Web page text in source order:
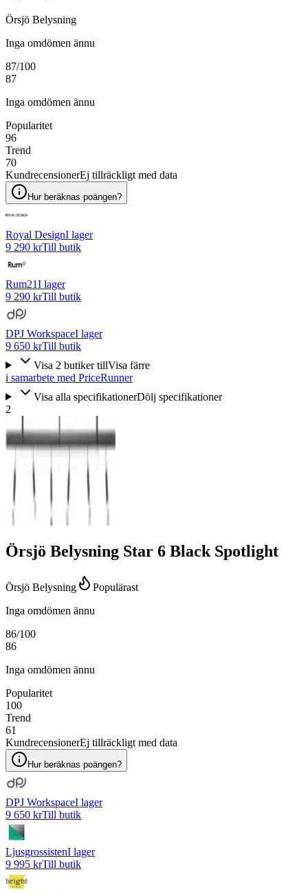
Örsjö Belysning
Inga omdömen ännu
87/100
87
Inga omdömen ännu
Popularitet
96
Trend
70
KundrecensionerEj tillräckligt med data
Hur beräknas poängen?
Royal DesignI lager
9 290 krTill butik
Rum21I lager
9 290 krTill butik
DPJ WorkspaceI lager
9 650 krTill butik
Visa 2 butiker tillVisa färre
i samarbete med PriceRunner
Visa alla specifikationerDölj specifikationer
2
Örsjö Belysning Star 6 Black Spotlight
Örsjö Belysning
Populärast
Inga omdömen ännu
86/100
86
Inga omdömen ännu
Popularitet
100
Trend
61
KundrecensionerEj tillräckligt med data
Hur beräknas poängen?
DPJ WorkspaceI lager
9 650 krTill butik
LjusgrossistenI lager
9 995 krTill butik